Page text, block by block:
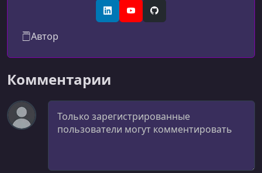
редакторы, парсеры, компиляторы,
безумная страсть к разработке программного
обеспечения: мне это нравилось с 8 лет, и я
вещей: получил докторскую степень в области
разработки программного обеспечения,
провел исследо
LinkedInYouTubeGitHub
Автор
Комментарии
Комментарий